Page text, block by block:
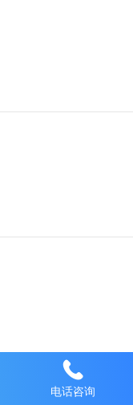
电话咨询